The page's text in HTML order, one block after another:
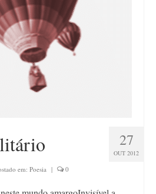
27
OUT 2012
em: Poesia | 0